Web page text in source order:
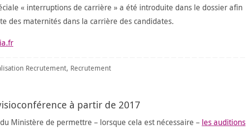
« interruptions de carrière » a été introduite dans le dossier afin
des maternités dans la carrière des candidates.
Recrutement, Recrutement
à partir de 2017
Ministère de permettre – lorsque cela est nécessaire – les auditions